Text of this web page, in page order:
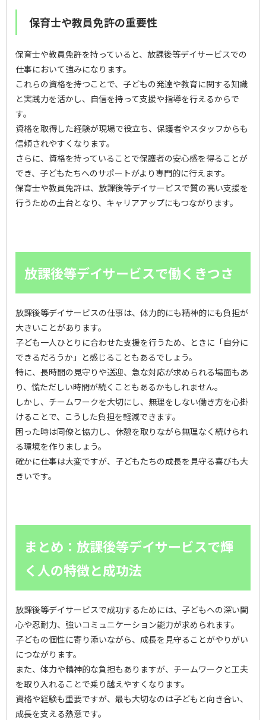
保育士や教員免許の重要性
保育士や教員免許を持っていると、放課後等デイサービスでの
仕事において強みになります。
これらの資格を持つことで、子どもの発達や教育に関する知識
と実践力を活かし、自信を持って支援や指導を行えるからで
す。
資格を取得した経験が現場で役立ち、保護者やスタッフからも
信頼されやすくなります。
さらに、資格を持っていることで保護者の安心感を得ることが
でき、子どもたちへのサポートがより専門的に行えます。
保育士や教員免許は、放課後等デイサービスで質の高い支援を
行うための土台となり、キャリアアップにもつながります。
放課後等デイサービスで働くきつさ
放課後等デイサービスの仕事は、体力的にも精神的にも負担が
大きいことがあります。
子ども一人ひとりに合わせた支援を行うため、ときに「自分に
できるだろうか」と感じることもあるでしょう。
特に、長時間の見守りや送迎、急な対応が求められる場面もあ
り、慌ただしい時間が続くこともあるかもしれません。
しかし、チームワークを大切にし、無理をしない働き方を心掛
けることで、こうした負担を軽減できます。
困った時は同僚と協力し、休憩を取りながら無理なく続けられ
る環境を作りましょう。
確かに仕事は大変ですが、子どもたちの成長を見守る喜びも大
きいです。
まとめ：放課後等デイサービスで輝
く人の特徴と成功法
放課後等デイサービスで成功するためには、子どもへの深い関
心や忍耐力、強いコミュニケーション能力が求められます。
子どもの個性に寄り添いながら、成長を見守ることがやりがい
につながります。
また、体力や精神的な負担もありますが、チームワークと工夫
を取り入れることで乗り越えやすくなります。
資格や経験も重要ですが、最も大切なのは子どもと向き合い、
成長を支える熱意です。